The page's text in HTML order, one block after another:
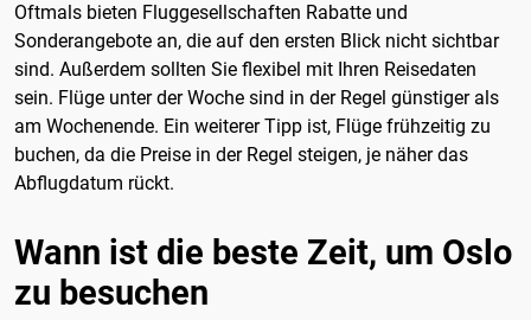
Oftmals bieten Fluggesellschaften Rabatte und
Sonderangebote an, die auf den ersten Blick nicht sichtbar
sind. Außerdem sollten Sie flexibel mit Ihren Reisedaten
sein. Flüge unter der Woche sind in der Regel günstiger als
am Wochenende. Ein weiterer Tipp ist, Flüge frühzeitig zu
buchen, da die Preise in der Regel steigen, je näher das
Abflugdatum rückt.
Wann ist die beste Zeit, um Oslo
zu besuchen